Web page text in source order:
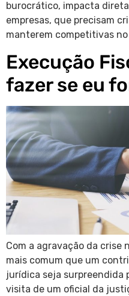
burocrático, impacta
empresas, que precisam
manterem competitivas
Execução
fazer se eu
Com a agravação da crise
mais comum que um
jurídica seja surpreendida
visita de um oficial da